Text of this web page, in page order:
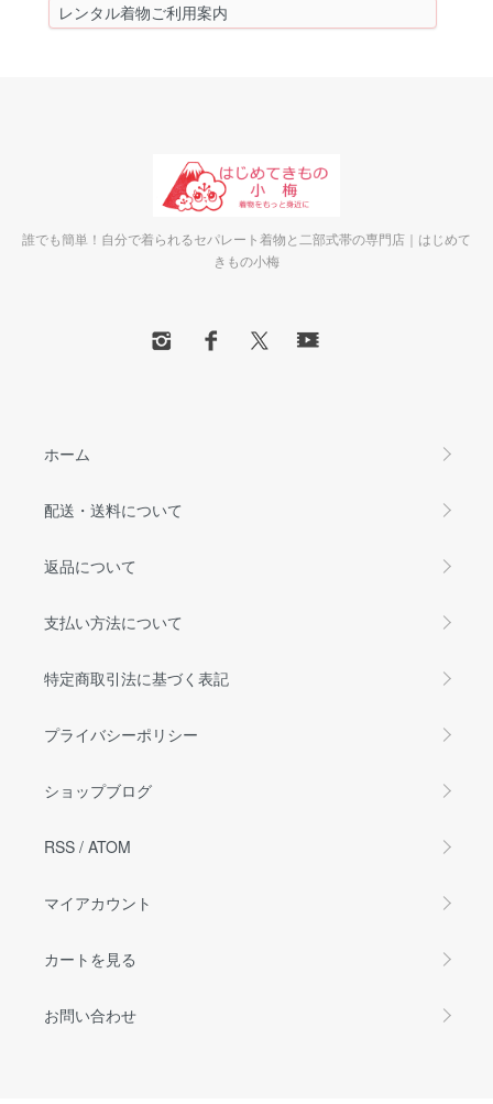
レンタル着物ご利用案内
誰でも簡単！自分で着られるセパレート着物と二部式帯の専門店｜はじめて
きもの小梅
ホーム
配送・送料について
返品について
支払い方法について
特定商取引法に基づく表記
プライバシーポリシー
ショップブログ
RSS / ATOM
マイアカウント
カートを見る
お問い合わせ